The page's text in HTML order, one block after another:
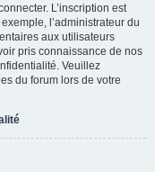
L’inscription est
l’administrateur du
aux utilisateurs
pris connaissance de nos
Veuillez
du forum lors de votre